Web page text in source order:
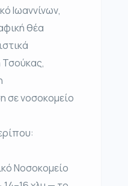
Ιωαννίνων,
θέα
σε νοσοκομείο
Νοσοκομείο